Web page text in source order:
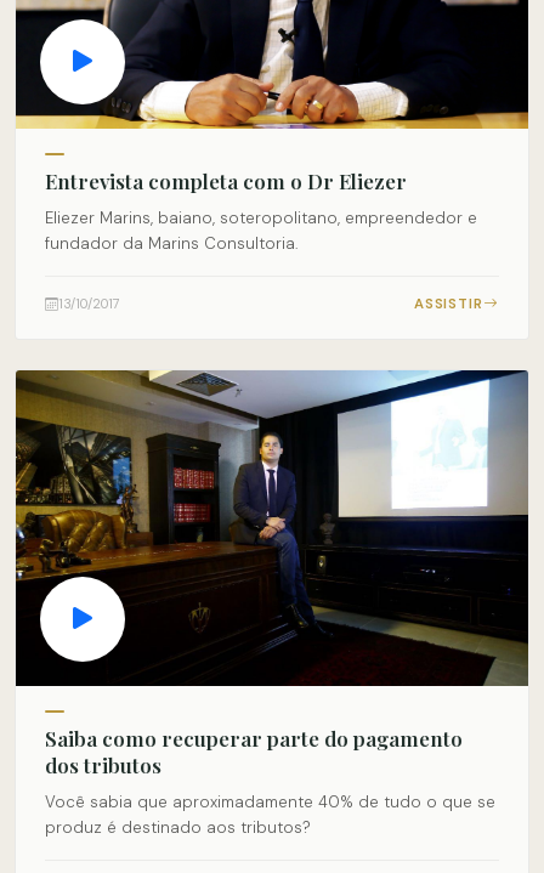
Entrevista completa com o Dr Eliezer
Eliezer Marins, baiano, soteropolitano, empreendedor e
fundador da Marins Consultoria.
13/10/2017 ASSISTIR
Saiba como recuperar parte do pagamento
dos tributos
Você sabia que aproximadamente 40% de tudo o que se
produz é destinado aos tributos?